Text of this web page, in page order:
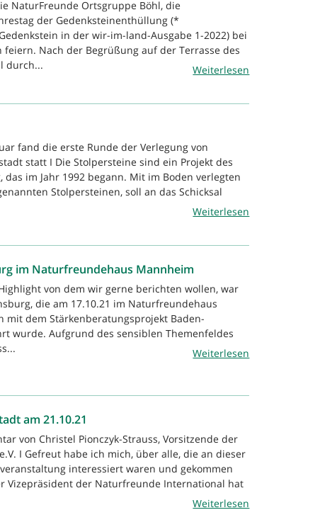
NaturFreunde Ortsgruppe Böhl, die
der Gedenksteinenthüllung (*
in der wir-im-land-Ausgabe 1-2022) bei
Nach der Begrüßung auf der Terrasse des
durch...
Weiterlesen
fand die erste Runde der Verlegung von
statt I Die Stolpersteine sind ein Projekt des
das im Jahr 1992 begann. Mit im Boden verlegten
Stolpersteinen, soll an das Schicksal
Weiterlesen
im Naturfreundehaus Mannheim
von dem wir gerne berichten wollen, war
die am 17.10.21 im Naturfreundehaus
mit dem Stärkenberatungsprojekt Baden-
wurde. Aufgrund des sensiblen Themenfeldes
Weiterlesen
am 21.10.21
von Christel Pionczyk-Strauss, Vorsitzende der
I Gefreut habe ich mich, über alle, die an dieser
interessiert waren und gekommen
Vizepräsident der Naturfreunde International hat
Weiterlesen